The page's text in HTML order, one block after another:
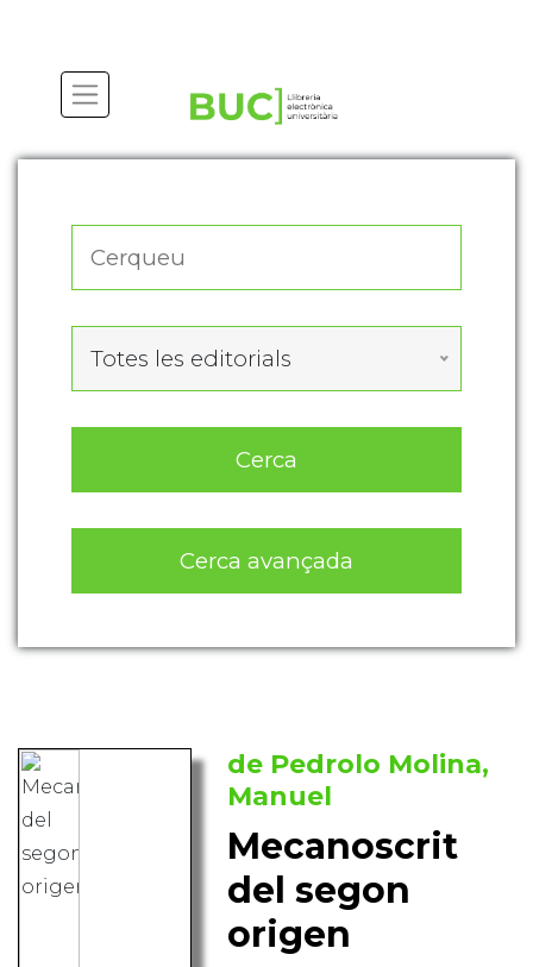
Totes les editorials
Cerca
Cerca avançada
de Pedrolo Molina,
Manuel
Mecanoscrit
del segon
origen